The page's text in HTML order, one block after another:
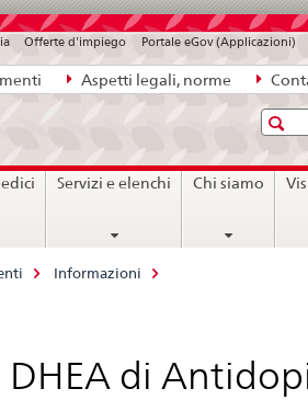
Aspetti legali, norme
Offerte d'impiego Portale eGov (Applicazioni)
Servizi e elenchi Chi siamo
Informazioni
di